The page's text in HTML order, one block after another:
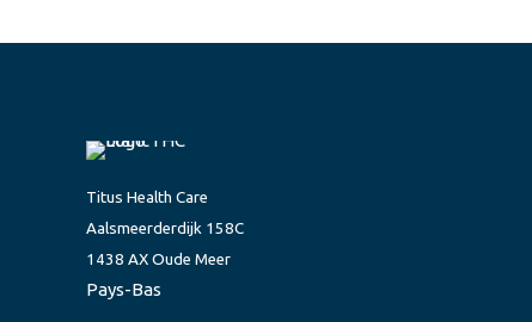
Titus Health Care
Aalsmeerderdijk 158C
1438 AX Oude Meer
Pays-Bas